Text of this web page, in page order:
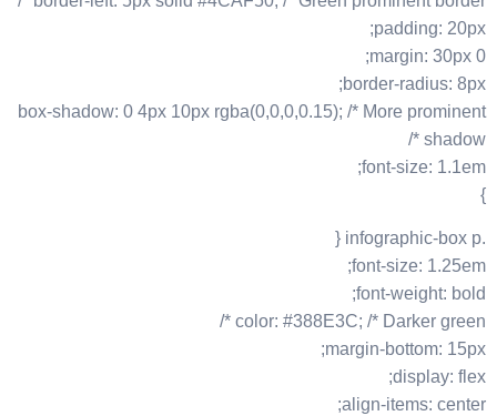
padding: 20px;
margin: 30px 0;
border-radius: 8px;
box-shadow: 0 4px 10px rgba(0,0,0,0.15); /* More prominent
shadow */
font-size: 1.1em;
}
.infographic-box p {
font-size: 1.25em;
font-weight: bold;
color: #388E3C; /* Darker green */
margin-bottom: 15px;
display: flex;
align-items: center;